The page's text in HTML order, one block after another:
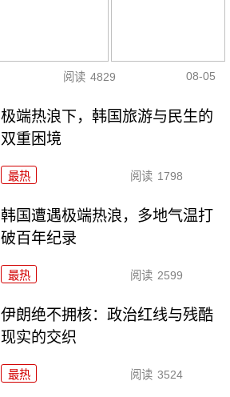
阅读 4829 08-05
极端热浪下，韩国旅游与民生的
双重困境
最热 阅读 1798
韩国遭遇极端热浪，多地气温打
破百年纪录
最热 阅读 2599
伊朗绝不拥核：政治红线与残酷
现实的交织
最热 阅读 3524